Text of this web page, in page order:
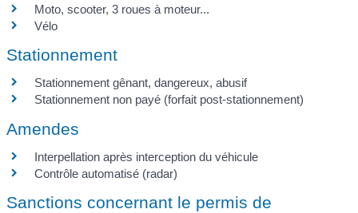
Moto, scooter, 3 roues à moteur...
Vélo
Stationnement
Stationnement gênant, dangereux, abusif
Stationnement non payé (forfait post-stationnement)
Amendes
Interpellation après interception du véhicule
Contrôle automatisé (radar)
Sanctions concernant le permis de